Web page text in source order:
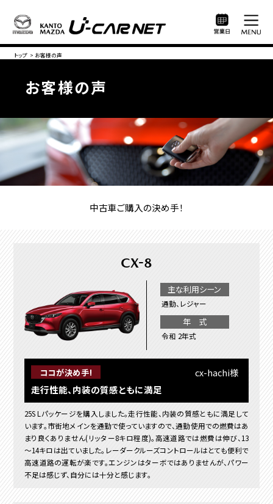
トップ > お客様の声
お客様の声
中古車ご購入の決め手！
CX-8
主な利用シーン
通勤、レジャー
年 式
令和 2年式
ココが決め手!
走行性能、内装の質感ともに満足
cx-hachi様
25S Lパッケージを購入しました。走行性能、内装の質感ともに満足して
います。市街地メインを通勤で使っていますので、通勤使用での燃費はあ
まり良くありません(リッター8キロ程度)。高速道路では燃費は伸び、13
～14キロは出ていました。レーダークルーズコントロールはとても便利で
高速道路の運転が楽です。エンジンはターボではありませんが、パワー
不足は感じず、自分には十分と感じます。